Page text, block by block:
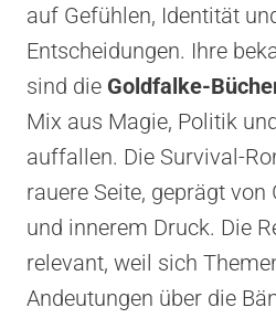
auf Gefühlen, Identität
Entscheidungen. Ihre
sind die Goldfalke-
Mix aus Magie, Politik
auffallen. Die Survival-
rauere Seite, geprägt von
und innerem Druck. Die
relevant, weil sich
Andeutungen über die